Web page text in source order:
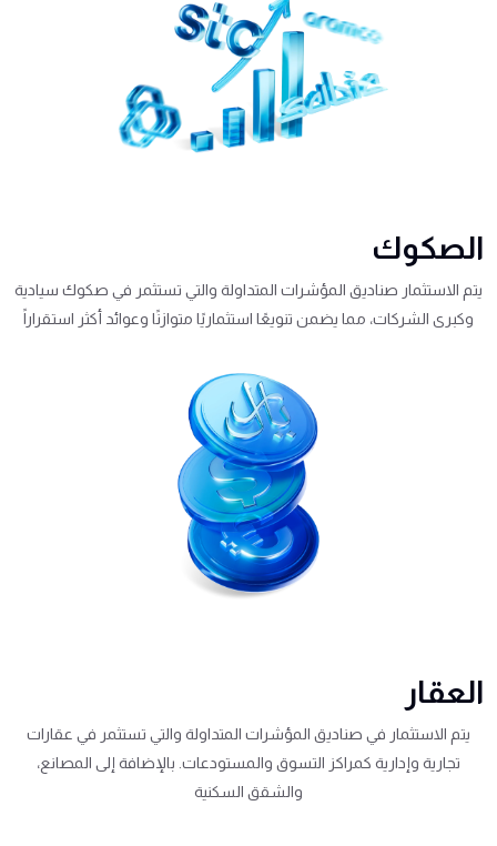
الصكوك
يتم الاستثمار صناديق المؤشرات المتداولة والتي تستثمر في صكوك سيادية
وكبرى الشركات، مما يضمن تنويعًا استثماريًا متوازنًا وعوائد أكثر استقراراً
العقار
يتم الاستثمار في صناديق المؤشرات المتداولة والتي تستثمر في عقارات
تجارية وإدارية كمراكز التسوق والمستودعات. بالإضافة إلى المصانع،
والشقق السكنية